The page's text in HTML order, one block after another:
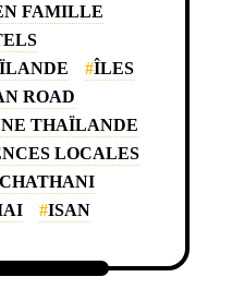
FAMILLE
ÎLES
ROAD
THAÏLANDE
LOCALES
ISAN